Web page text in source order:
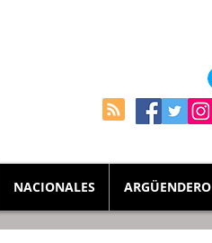
NACIONALES ARGÜENDERO